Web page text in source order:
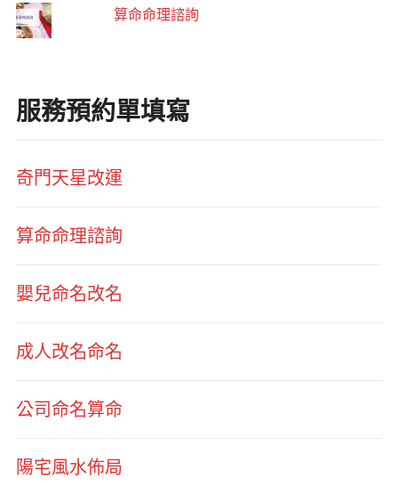
算命命理諮詢
服務預約單填寫
奇門天星改運
算命命理諮詢
嬰兒命名改名
成人改名命名
公司命名算命
陽宅風水佈局